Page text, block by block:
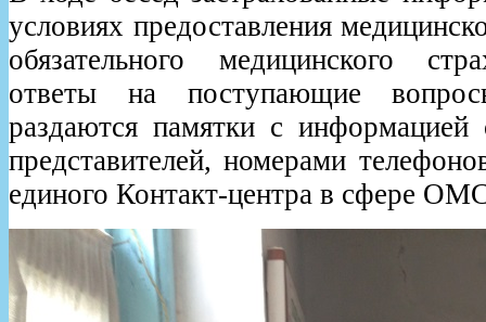
условиях предоставления
обязательного медицинского
ответы на поступающие
раздаются памятки с информацией
представителей, номерами
единого Контакт-центра в сфере